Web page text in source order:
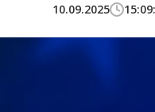
10.09.2025